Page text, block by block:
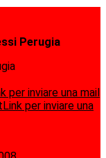
Perugia
per inviare una mail
Link per inviare una